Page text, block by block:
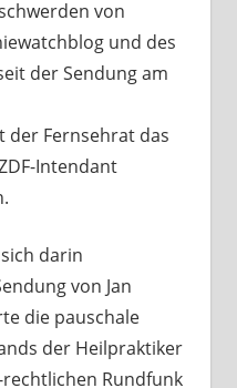
von
und des
der Sendung am
der Fernsehrat das
Intendant
darin
von Jan
die pauschale
der Heilpraktiker
Rundfunk